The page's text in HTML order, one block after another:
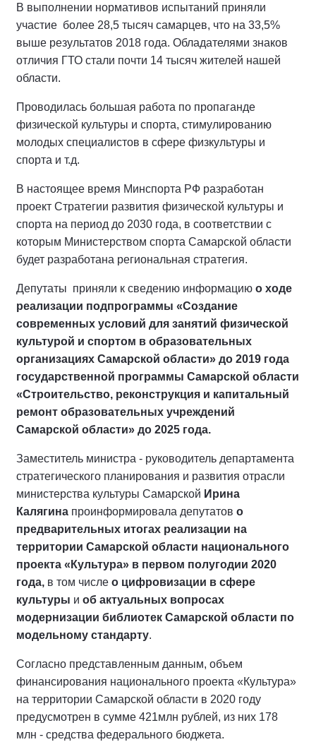
В выполнении нормативов испытаний приняли
участие более 28,5 тысяч самарцев, что на 33,5%
выше результатов 2018 года. Обладателями знаков
отличия ГТО стали почти 14 тысяч жителей нашей
области.
Проводилась большая работа по пропаганде
физической культуры и спорта, стимулированию
молодых специалистов в сфере физкультуры и
спорта и т.д.
В настоящее время Минспорта РФ разработан
проект Стратегии развития физической культуры и
спорта на период до 2030 года, в соответствии с
которым Министерством спорта Самарской области
будет разработана региональная стратегия.
Депутаты приняли к сведению информацию о ходе
реализации подпрограммы «Создание
современных условий для занятий физической
культурой и спортом в образовательных
организациях Самарской области» до 2019 года
государственной программы Самарской области
«Строительство, реконструкция и капитальный
ремонт образовательных учреждений
Самарской области» до 2025 года.
Заместитель министра - руководитель департамента
стратегического планирования и развития отрасли
министерства культуры Самарской Ирина
Калягина проинформировала депутатов о
предварительных итогах реализации на
территории Самарской области национального
проекта «Культура» в первом полугодии 2020
года, в том числе о цифровизации в сфере
культуры и об актуальных вопросах
модернизации библиотек Самарской области по
модельному стандарту.
Согласно представленным данным, объем
финансирования национального проекта «Культура»
на территории Самарской области в 2020 году
предусмотрен в сумме 421млн рублей, из них 178
млн - средства федерального бюджета.